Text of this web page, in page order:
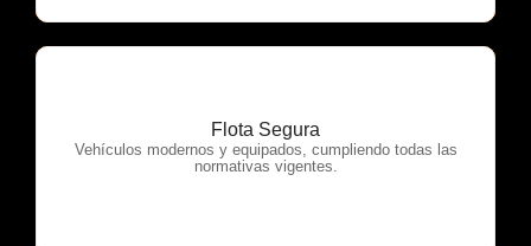
Flota Segura
Vehículos modernos y equipados, cumpliendo todas las
normativas vigentes.
OTP Servicios